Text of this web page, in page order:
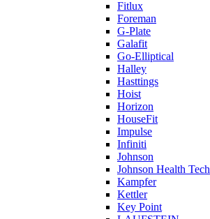
Fitlux
Foreman
G-Plate
Galafit
Go-Elliptical
Halley
Hasttings
Hoist
Horizon
HouseFit
Impulse
Infiniti
Johnson
Johnson Health Tech
Kampfer
Kettler
Key Point